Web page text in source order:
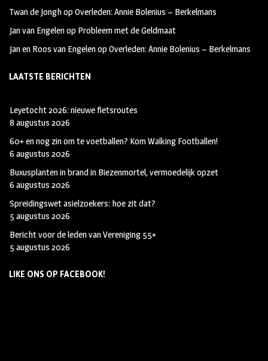
Twan de JonghopOverleden: Annie Bolenius – Berkelmans
Jan van Engelenop Probleem met de Geldmaat
Jan en Roos van EngelenopOverleden: Annie Bolenius – Berkelmans
LAATSTE BERICHTEN
Leyetocht 2026: nieuwe fietsroutes
8 augustus 2026
60+ en nog zin om te voetballen? Kom Walking Footballen!
6 augustus 2026
Buxusplanten in brand in Biezenmortel, vermoedelijk opzet
6 augustus 2026
Spreidingswet asielzoekers: hoe zit dat?
5 augustus 2026
Bericht voor de leden van Vereniging 55+
5 augustus 2026
LIKE ONS OP FACEBOOK!